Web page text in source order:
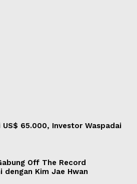
65.000, Investor Waspadai
Off The Record
dengan Kim Jae Hwan